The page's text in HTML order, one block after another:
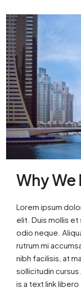
Why We
Lorem ipsum
elit. Duis mollis
odio neque.
rutrum mi
nibh facilisis, at
sollicitudin
is a text link